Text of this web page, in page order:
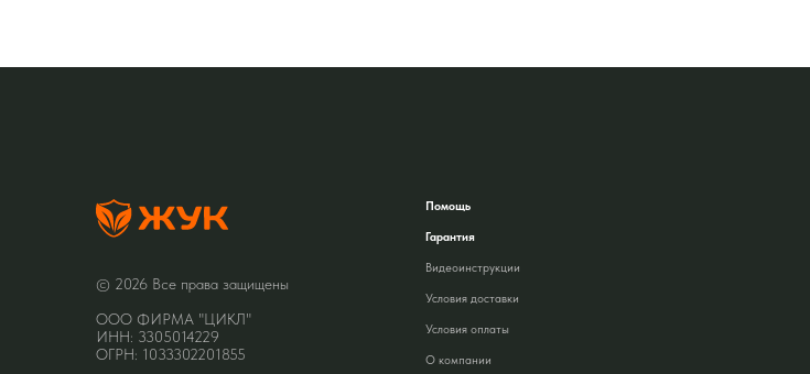
© 2026 Все права защищены
ООО ФИРМА "ЦИКЛ"
ИНН: 3305014229
ОГРН: 1033302201855
Помощь
Гарантия
Видеоинструкции
Условия доставки
Условия оплаты
О компании